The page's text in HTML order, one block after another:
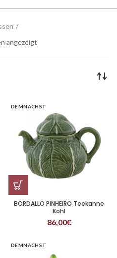
angezeigt
DEMNÄCHST
BORDALLO PINHEIRO Teekanne
Kohl
86,00€
DEMNÄCHST